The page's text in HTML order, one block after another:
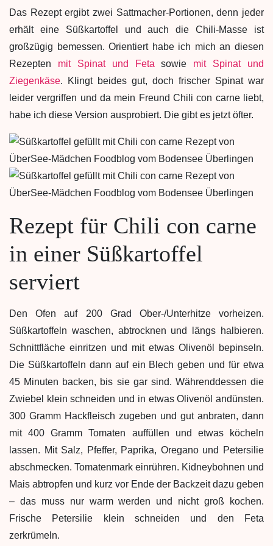
Das Rezept ergibt zwei Sattmacher-Portionen, denn jeder
erhält eine Süßkartoffel und auch die Chili-Masse ist
großzügig bemessen. Orientiert habe ich mich an diesen
Rezepten mit Spinat und Feta sowie mit Spinat und
Ziegenkäse. Klingt beides gut, doch frischer Spinat war
leider vergriffen und da mein Freund Chili con carne liebt,
habe ich diese Version ausprobiert. Die gibt es jetzt öfter.
Rezept für Chili con carne
in einer Süßkartoffel
serviert
Den Ofen auf 200 Grad Ober-/Unterhitze vorheizen.
Süßkartoffeln waschen, abtrocknen und längs halbieren.
Schnittfläche einritzen und mit etwas Olivenöl bepinseln.
Die Süßkartoffeln dann auf ein Blech geben und für etwa
45 Minuten backen, bis sie gar sind. Währenddessen die
Zwiebel klein schneiden und in etwas Olivenöl andünsten.
300 Gramm Hackfleisch zugeben und gut anbraten, dann
mit 400 Gramm Tomaten auffüllen und etwas köcheln
lassen. Mit Salz, Pfeffer, Paprika, Oregano und Petersilie
abschmecken. Tomatenmark einrühren. Kidneybohnen und
Mais abtropfen und kurz vor Ende der Backzeit dazu geben
– das muss nur warm werden und nicht groß kochen.
Frische Petersilie klein schneiden und den Feta
zerkrümeln.